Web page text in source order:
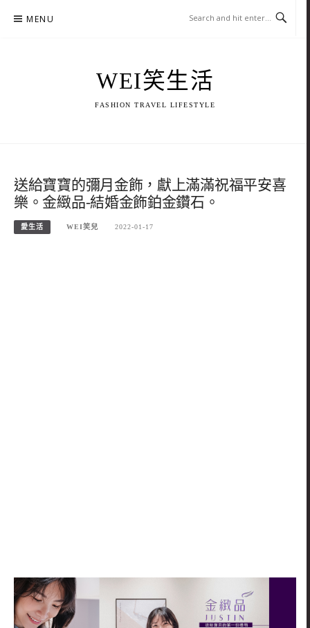
MENU
WEI笑生活
FASHION TRAVEL LIFESTYLE
送給寶寶的彌月金飾，獻上滿滿祝福平安喜
樂。金緻品-結婚金飾鉑金鑽石。
愛生活 WEI笑兒 2022-01-17